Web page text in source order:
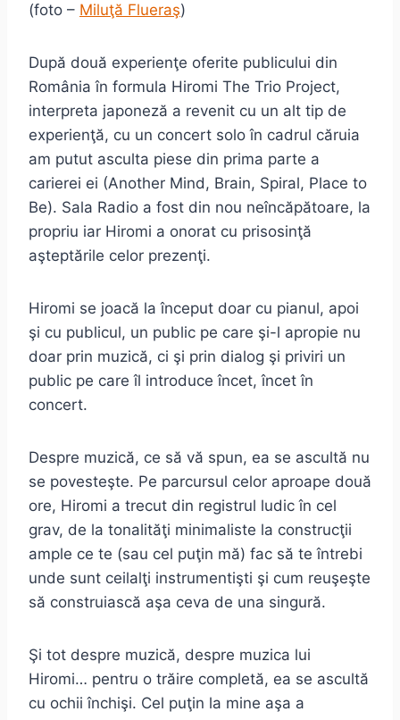
(foto – Miluţă Flueraş)
După două experienţe oferite publicului din
România în formula Hiromi The Trio Project,
interpreta japoneză a revenit cu un alt tip de
experienţă, cu un concert solo în cadrul căruia
am putut asculta piese din prima parte a
carierei ei (Another Mind, Brain, Spiral, Place to
Be). Sala Radio a fost din nou neîncăpătoare, la
propriu iar Hiromi a onorat cu prisosinţă
aşteptările celor prezenţi.
Hiromi se joacă la început doar cu pianul, apoi
şi cu publicul, un public pe care şi-l apropie nu
doar prin muzică, ci şi prin dialog şi priviri un
public pe care îl introduce încet, încet în
concert.
Despre muzică, ce să vă spun, ea se ascultă nu
se povesteşte. Pe parcursul celor aproape două
ore, Hiromi a trecut din registrul ludic în cel
grav, de la tonalităţi minimaliste la construcţii
ample ce te (sau cel puţin mă) fac să te întrebi
unde sunt ceilalţi instrumentişti şi cum reuşeşte
să construiască aşa ceva de una singură.
Şi tot despre muzică, despre muzica lui
Hiromi… pentru o trăire completă, ea se ascultă
cu ochii închişi. Cel puţin la mine aşa a